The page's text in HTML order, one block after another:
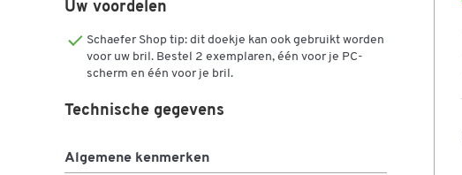
Uw voordelen
Schaefer Shop tip: dit doekje kan ook gebruikt worden
voor uw bril. Bestel 2 exemplaren, één voor je PC-
scherm en één voor je bril.
Technische gegevens
Algemene kenmerken